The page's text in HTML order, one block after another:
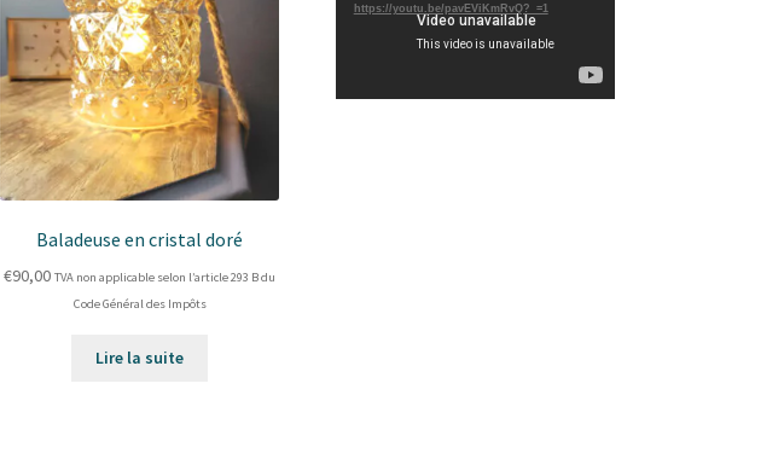
Baladeuse en cristal doré
€90,00 TVA non applicable selon l’article 293 B du
Code Général des Impôts
Lire la suite
https://youtu.be/pavEViKmRvQ?_=1